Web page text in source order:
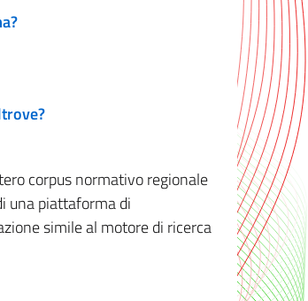
corpus normativo regionale
una piattaforma di
simile al motore di ricerca